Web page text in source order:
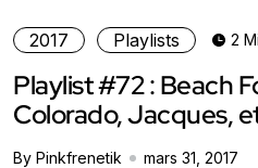
2017 Playlists 2
Playlist #72 : Beach
Colorado, Jacques,
By Pinkfrenetik mars 31, 2017